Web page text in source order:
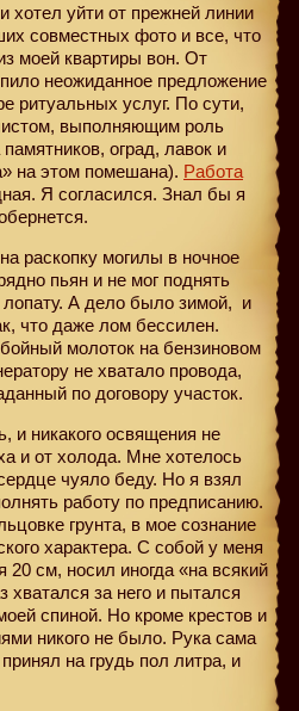
хотел уйти от прежней линии
совместных фото и все, что
моей квартиры вон. От
неожиданное предложение
ритуальных услуг. По сути,
выполняющим роль
оград, лавок и
на этом помешана). Работа
Я согласился. Знал бы я
раскопку могилы в ночное
пьян и не мог поднять
лопату. А дело было зимой, и
что даже лом бессилен.
молоток на бензиновом
не хватало провода,
по договору участок.
и никакого освящения не
и от холода. Мне хотелось
чуяло беду. Но я взял
работу по предписанию.
грунта, в мое сознание
характера. С собой у меня
см, носил иногда «на всякий
хватался за него и пытался
спиной. Но кроме крестов и
никого не было. Рука сама
на грудь пол литра, и